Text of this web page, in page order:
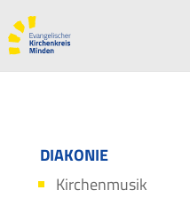
DIAKONIE
Kirchenmusik